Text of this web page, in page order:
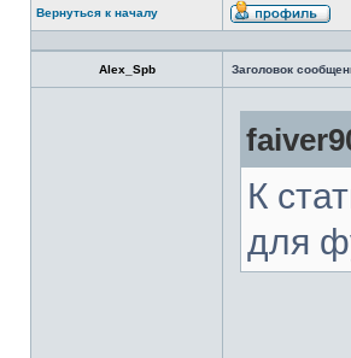
Вернуться к началу
Alex_Spb Заголовок
К
для